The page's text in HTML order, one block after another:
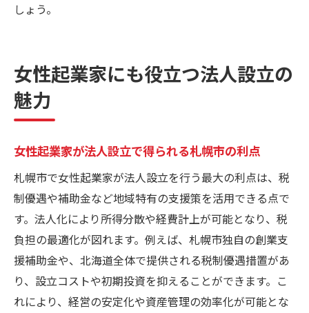
しょう。
女性起業家にも役立つ法人設立の
魅力
女性起業家が法人設立で得られる札幌市の利点
札幌市で女性起業家が法人設立を行う最大の利点は、税
制優遇や補助金など地域特有の支援策を活用できる点で
す。法人化により所得分散や経費計上が可能となり、税
負担の最適化が図れます。例えば、札幌市独自の創業支
援補助金や、北海道全体で提供される税制優遇措置があ
り、設立コストや初期投資を抑えることができます。こ
れにより、経営の安定化や資産管理の効率化が可能とな